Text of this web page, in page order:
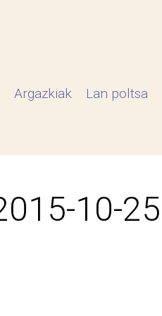
Argazkiak Lan poltsa
10-25